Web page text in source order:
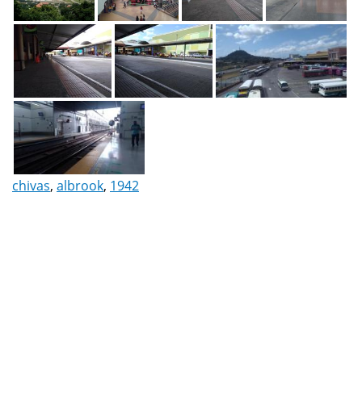
chivas, albrook, 1942